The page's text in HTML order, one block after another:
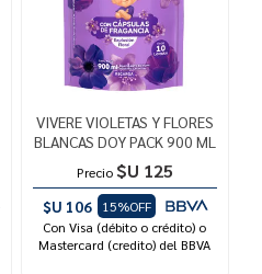
VIVERE VIOLETAS Y FLORES
BLANCAS DOY PACK 900 ML
Precio $U 125
$U 106
15%OFF
Con Visa (débito o crédito) o
Mastercard (credito) del BBVA